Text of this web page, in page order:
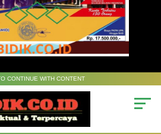
CONTINUE WITH CONTENT